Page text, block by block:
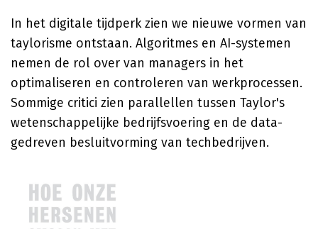
In het digitale tijdperk zien we nieuwe vormen van
taylorisme ontstaan. Algoritmes en AI-systemen
nemen de rol over van managers in het
optimaliseren en controleren van werkprocessen.
Sommige critici zien parallellen tussen Taylor's
wetenschappelijke bedrijfsvoering en de data-
gedreven besluitvorming van techbedrijven.